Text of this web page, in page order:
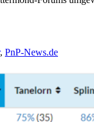
, PnP-News.de